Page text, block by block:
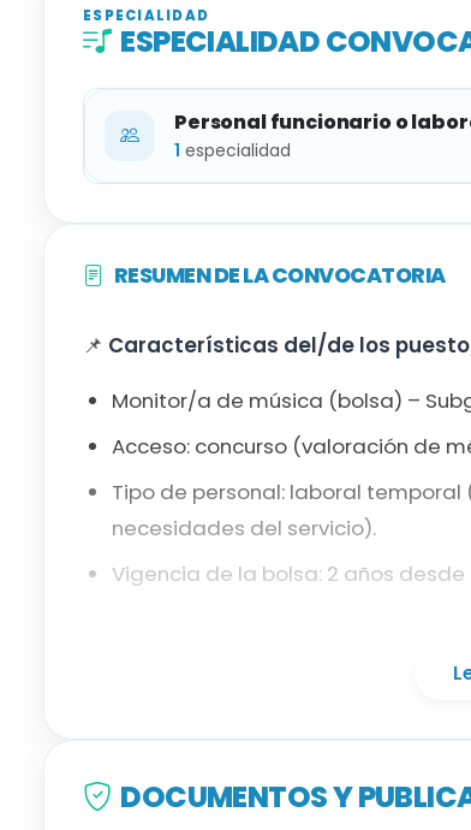
ESPECIALIDAD
ESPECIALIDAD
Personal funcionario o
1 especialidad
Monitor de Música
RESUMEN DE LA CONVOCATORIA
📌 Características del/de los
Monitor/a de música (bolsa) –
Acceso: concurso (valoración de
Tipo de personal: laboral
necesidades del servicio).
Vigencia de la bolsa: 2 años
Graduado en Educación
equivalente; si no se aporta,
DOCUMENTOS Y